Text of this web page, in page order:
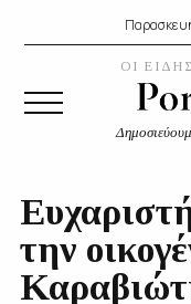
ΟΙ
την